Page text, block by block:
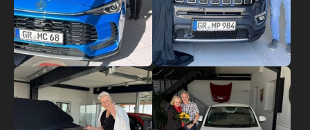
Show larger version Show larger version